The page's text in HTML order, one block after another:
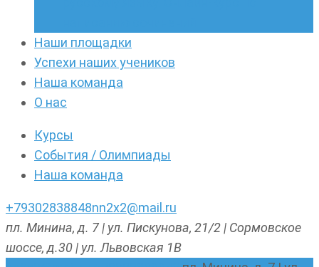
Наши площадки
Успехи наших учеников
Наша команда
О нас
Курсы
События / Олимпиады
Наша команда
+79302838848nn2x2@mail.ru
пл. Минина, д. 7 | ул. Пискунова, 21/2 | Сормовское
шоссе, д.30 | ул. Львовская 1В